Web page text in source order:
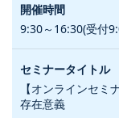
9:30～16:30(受付
【オンラインセ
存在意義